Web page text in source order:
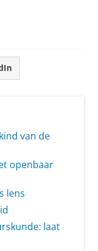
van de
openbaar
lens
laat